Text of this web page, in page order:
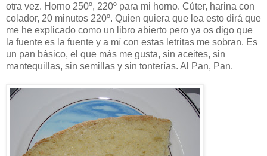
otra vez. Horno 250º, 220º para mi horno. Cúter, harina con
colador, 20 minutos 220º. Quien quiera que lea esto dirá que
me he explicado como un libro abierto pero ya os digo que
la fuente es la fuente y a mí con estas letritas me sobran. Es
un pan básico, el que más me gusta, sin aceites, sin
mantequillas, sin semillas y sin tonterías. Al Pan, Pan.